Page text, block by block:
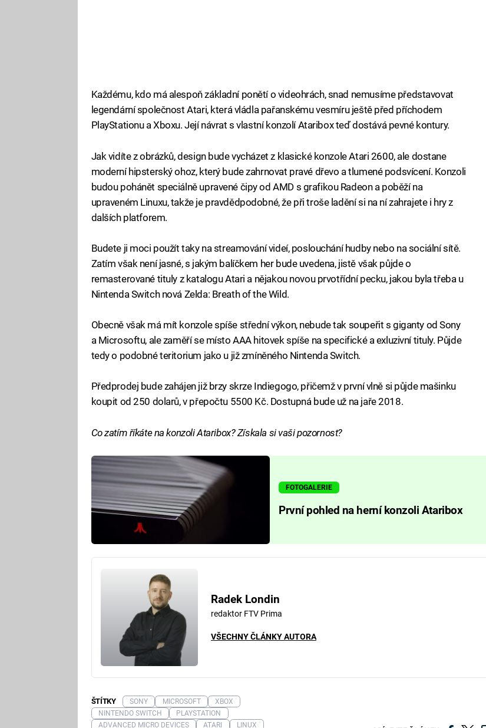
Každému, kdo má alespoň základní ponětí o videohrách, snad nemusíme představovat
legendární společnost Atari, která vládla pařanskému vesmíru ještě před příchodem
PlayStationu a Xboxu. Její návrat s vlastní konzolí Ataribox teď dostává pevné kontury.
Jak vidíte z obrázků, design bude vycházet z klasické konzole Atari 2600, ale dostane
moderní hipsterský ohoz, který bude zahrnovat pravé dřevo a tlumené podsvícení. Konzoli
budou pohánět speciálně upravené čipy od AMD s grafikou Radeon a poběží na
upraveném Linuxu, takže je pravdědpodobné, že při troše ladění si na ní zahrajete i hry z
dalších platforem.
Budete ji moci použít taky na streamování videí, poslouchání hudby nebo na sociální sítě.
Zatím však není jasné, s jakým balíčkem her bude uvedena, jistě však půjde o
remasterované tituly z katalogu Atari a nějakou novou prvotřídní pecku, jakou byla třeba u
Nintenda Switch nová Zelda: Breath of the Wild.
Obecně však má mít konzole spíše střední výkon, nebude tak soupeřit s giganty od Sony
a Microsoftu, ale zaměří se místo AAA hitovek spíše na specifické a exluzivní tituly. Půjde
tedy o podobné teritorium jako u již zmíněného Nintenda Switch.
Předprodej bude zahájen již brzy skrze Indiegogo, přičemž v první vlně si půjde mašinku
koupit od 250 dolarů, v přepočtu 5500 Kč. Dostupná bude už na jaře 2018.
Co zatím říkáte na konzoli Ataribox? Získala si vaši pozornost?
FOTOGALERIE
První pohled na herní konzoli Ataribox
Radek Londin
redaktor FTV Prima
VŠECHNY ČLÁNKY AUTORA
ŠTÍTKY SONY MICROSOFT
XBOX
NINTENDO SWITCH
PLAYSTATION
ADVANCED MICRO DEVICES
ATARI
LINUX